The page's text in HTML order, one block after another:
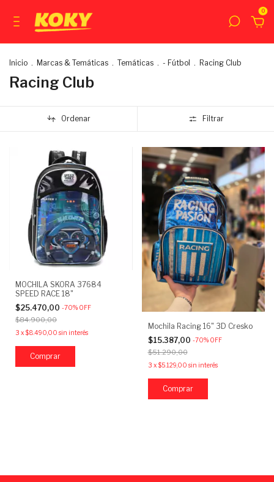
0
Inicio . Marcas & Temáticas . Temáticas . - Fútbol . Racing Club
Racing Club
Ordenar Filtrar
MOCHILA SKORA 37684
SPEED RACE 18"
$25.470,00 -70% OFF
$84.900,00
3 x$8.490,00 sin interés
Mochila Racing 16" 3D Cresko
$15.387,00 -70% OFF
$51.290,00
3 x$5.129,00 sin interés